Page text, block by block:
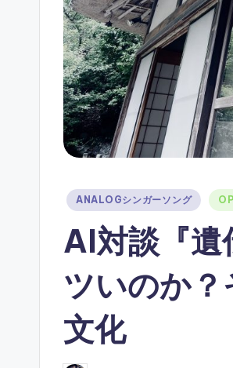
Posted
ANALOGシンガーソング
AI対談『遺
ツいのか
文化